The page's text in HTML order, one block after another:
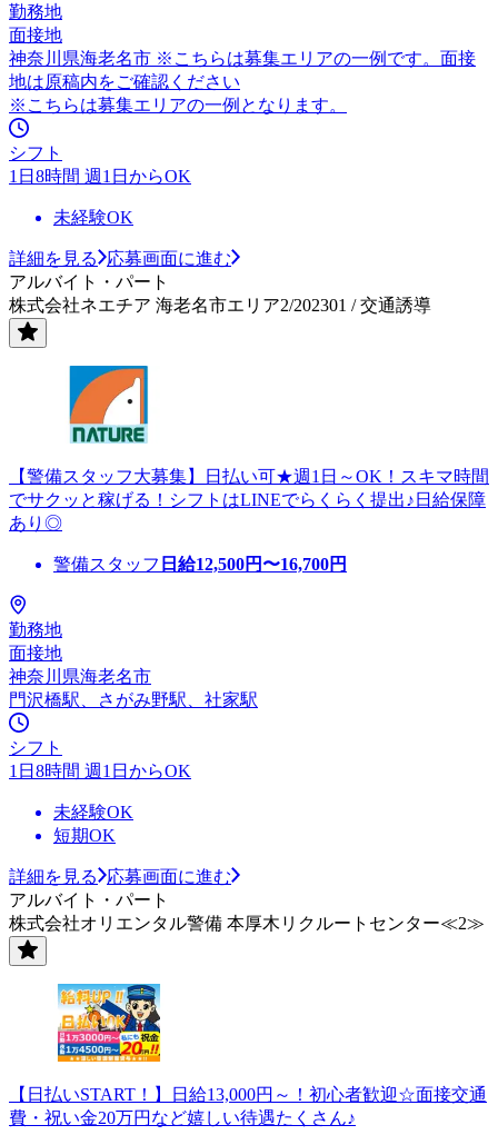
勤務地
面接地
神奈川県海老名市 ※こちらは募集エリアの一例です。面接
地は原稿内をご確認ください
※こちらは募集エリアの一例となります。
シフト
1日8時間 週1日からOK
未経験OK
詳細を見る
応募画面に進む
アルバイト・パート
株式会社ネエチア 海老名市エリア2/202301 / 交通誘導
【警備スタッフ大募集】日払い可★週1日～OK！スキマ時間
でサクッと稼げる！シフトはLINEでらくらく提出♪日給保障
あり◎
警備スタッフ 日給12,500円〜16,700円
勤務地
面接地
神奈川県海老名市
門沢橋駅、さがみ野駅、社家駅
シフト
1日8時間 週1日からOK
未経験OK
短期OK
詳細を見る
応募画面に進む
アルバイト・パート
株式会社オリエンタル警備 本厚木リクルートセンター≪2≫
【日払いSTART！】日給13,000円～！初心者歓迎☆面接交通
費・祝い金20万円など嬉しい待遇たくさん♪